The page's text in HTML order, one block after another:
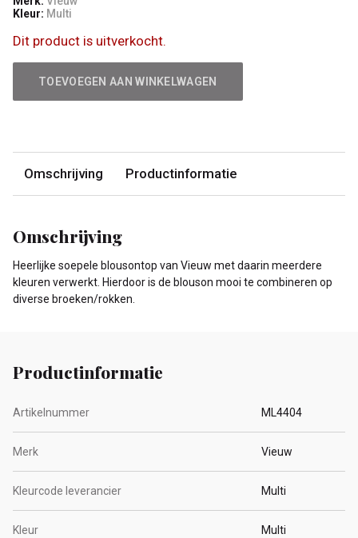
Kleur: Multi
Dit product is uitverkocht.
TOEVOEGEN AAN WINKELWAGEN
Omschrijving Productinformatie
Omschrijving
Heerlijke soepele blousontop van Vieuw met daarin meerdere
kleuren verwerkt. Hierdoor is de blouson mooi te combineren op
diverse broeken/rokken.
Productinformatie
Artikelnummer ML4404
Merk Vieuw
Kleurcode leverancier Multi
Kleur Multi